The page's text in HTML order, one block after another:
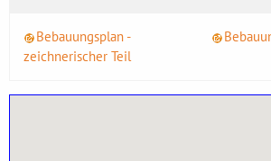
Bebauungsplan -
zeichnerischer Teil